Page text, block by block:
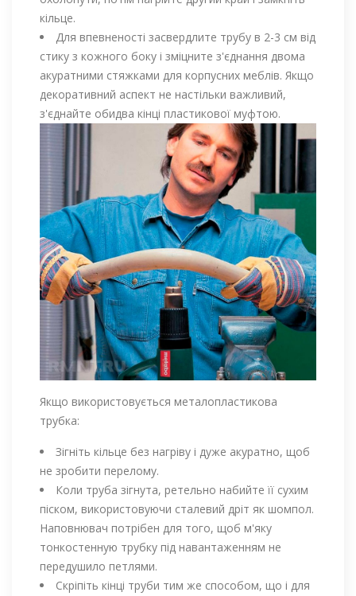
кільце.
Для впевненості засвердлите трубу в 2-3 см від
стику з кожного боку і зміцните з'єднання двома
акуратними стяжками для корпусних меблів. Якщо
декоративний аспект не настільки важливий,
з'єднайте обидва кінці пластикової муфтою.
Якщо використовується металопластикова
трубка:
Зігніть кільце без нагріву і дуже акуратно, щоб
не зробити перелому.
Коли труба зігнута, ретельно набийте її сухим
піском, використовуючи сталевий дріт як шомпол.
Наповнювач потрібен для того, щоб м'яку
тонкостенную трубку під навантаженням не
передушило петлями.
Скріпіть кінці труби тим же способом, що і для